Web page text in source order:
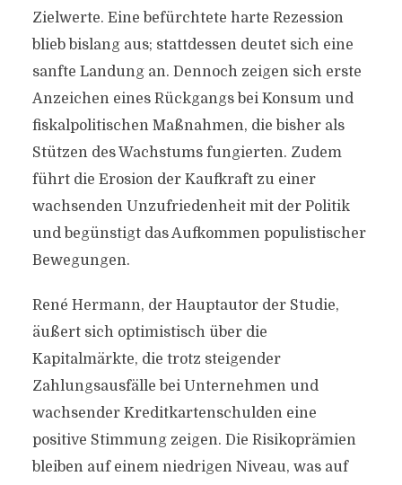
Zielwerte. Eine befürchtete harte Rezession
blieb bislang aus; stattdessen deutet sich eine
sanfte Landung an. Dennoch zeigen sich erste
Anzeichen eines Rückgangs bei Konsum und
fiskalpolitischen Maßnahmen, die bisher als
Stützen des Wachstums fungierten. Zudem
führt die Erosion der Kaufkraft zu einer
wachsenden Unzufriedenheit mit der Politik
und begünstigt das Aufkommen populistischer
Bewegungen.
René Hermann, der Hauptautor der Studie,
äußert sich optimistisch über die
Kapitalmärkte, die trotz steigender
Zahlungsausfälle bei Unternehmen und
wachsender Kreditkartenschulden eine
positive Stimmung zeigen. Die Risikoprämien
bleiben auf einem niedrigen Niveau, was auf